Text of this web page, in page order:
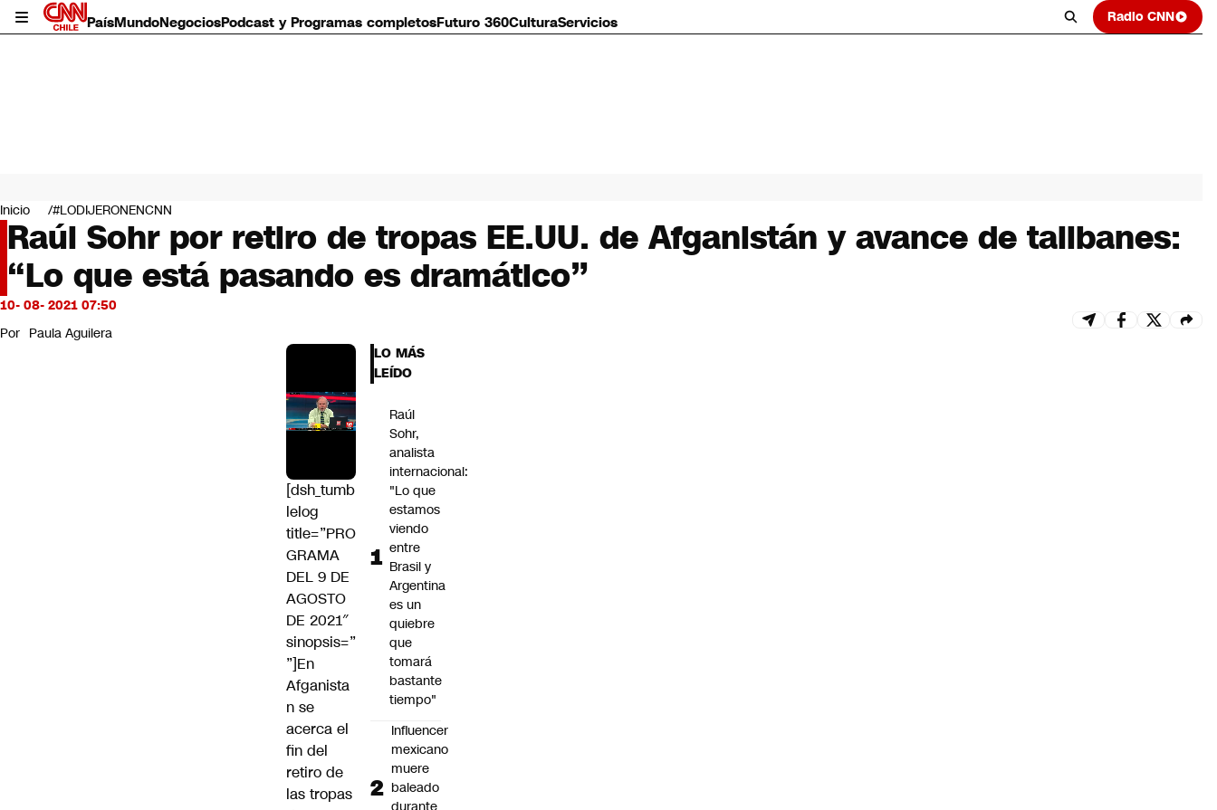
PaísMundoNegociosPodcast y Programas completosFuturo 360CulturaServicios Radio CNN
Mundo
Negocios
Deportes
Programas completos
Cultura
Servicios
Bits
CNN Data
Inicio #LODIJERONENCNN
Raúl Sohr por retiro de tropas EE.UU. de Afganistán y avance de talibanes:
“Lo que está pasando es dramático”
10- 08- 2021 07:50
Por Paula Aguilera
[dsh_tumb
lelog
title=”PRO
GRAMA
DEL 9 DE
AGOSTO
DE 2021″
sinopsis=”
”]En
Afganista
n se
acerca el
fin del
retiro de
las tropas
LO MÁS
LEÍDO
Raúl
Sohr,
analista
internacional:
"Lo que
estamos
viendo
entre
Brasil y
Argentina
es un
quiebre
que
tomará
bastante
tiempo"
Influencer
mexicano
muere
baleado